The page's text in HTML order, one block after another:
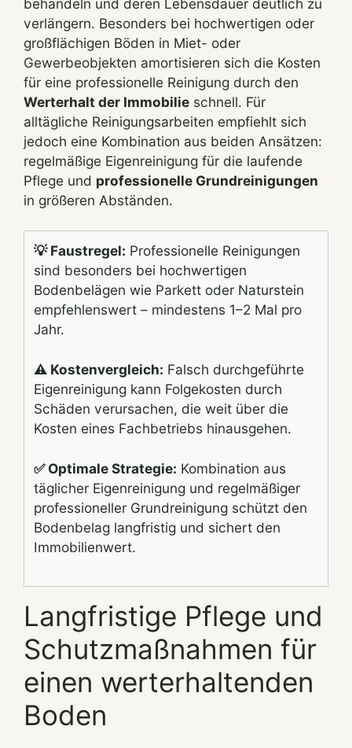
behandeln und deren Lebensdauer deutlich zu
verlängern. Besonders bei hochwertigen oder
großflächigen Böden in Miet- oder
Gewerbeobjekten amortisieren sich die Kosten
für eine professionelle Reinigung durch den
Werterhalt der Immobilie schnell. Für
alltägliche Reinigungsarbeiten empfiehlt sich
jedoch eine Kombination aus beiden Ansätzen:
regelmäßige Eigenreinigung für die laufende
Pflege und professionelle Grundreinigungen
in größeren Abständen.
💡 Faustregel: Professionelle Reinigungen
sind besonders bei hochwertigen
Bodenbelägen wie Parkett oder Naturstein
empfehlenswert – mindestens 1–2 Mal pro
Jahr.
⚠️ Kostenvergleich: Falsch durchgeführte
Eigenreinigung kann Folgekosten durch
Schäden verursachen, die weit über die
Kosten eines Fachbetriebs hinausgehen.
✅ Optimale Strategie: Kombination aus
täglicher Eigenreinigung und regelmäßiger
professioneller Grundreinigung schützt den
Bodenbelag langfristig und sichert den
Immobilienwert.
Langfristige Pflege und
Schutzmaßnahmen für
einen werterhaltenden
Boden